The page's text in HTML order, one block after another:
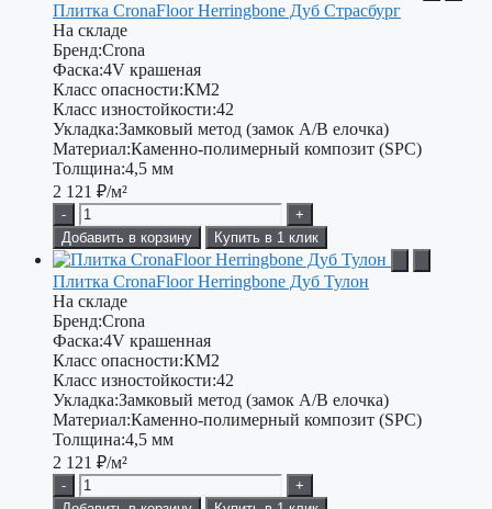
Плитка CronaFloor Herringbone Дуб Страсбург
На складе
Бренд:Crona
Фаска:4V крашеная
Класс опасности:КМ2
Класс изностойкости:42
Укладка:Замковый метод (замок A/B елочка)
Материал:Каменно-полимерный композит (SPC)
Толщина:4,5 мм
2 121 ₽/м²
-
+
Добавить в корзину
Купить в 1 клик
Плитка CronaFloor Herringbone Дуб Тулон
На складе
Бренд:Crona
Фаска:4V крашенная
Класс опасности:КМ2
Класс изностойкости:42
Укладка:Замковый метод (замок А/В елочка)
Материал:Каменно-полимерный композит (SPC)
Толщина:4,5 мм
2 121 ₽/м²
-
+